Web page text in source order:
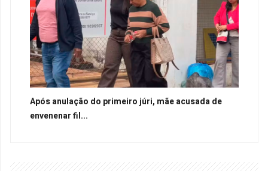
Após anulação do primeiro júri, mãe acusada de
envenenar fil...